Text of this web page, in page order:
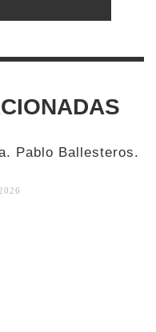
Pablo Ballesteros.